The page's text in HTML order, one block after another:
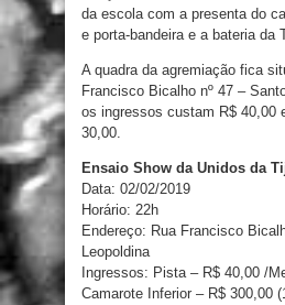
da escola com a presenta do
e porta-bandeira e a bateria da
A quadra da agremiação fica
Francisco Bicalho nº 47 –
os ingressos custam R$ 40,00
30,00.
Ensaio Show da Unidos da
Data: 02/02/2019
Horário: 22h
Endereço: Rua Francisco
Leopoldina
Ingressos: Pista – R$ 40,00 /
Camarote Inferior – R$ 300,00